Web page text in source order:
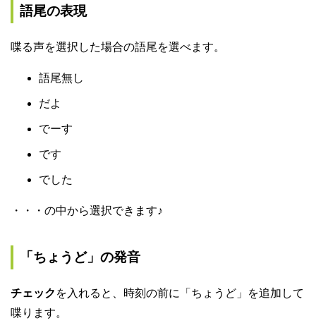
語尾の表現
喋る声を選択した場合の語尾を選べます。
語尾無し
だよ
でーす
です
でした
・・・の中から選択できます♪
「ちょうど」の発音
チェック を入れると、時刻の前に「ちょうど」を追加して
喋ります。